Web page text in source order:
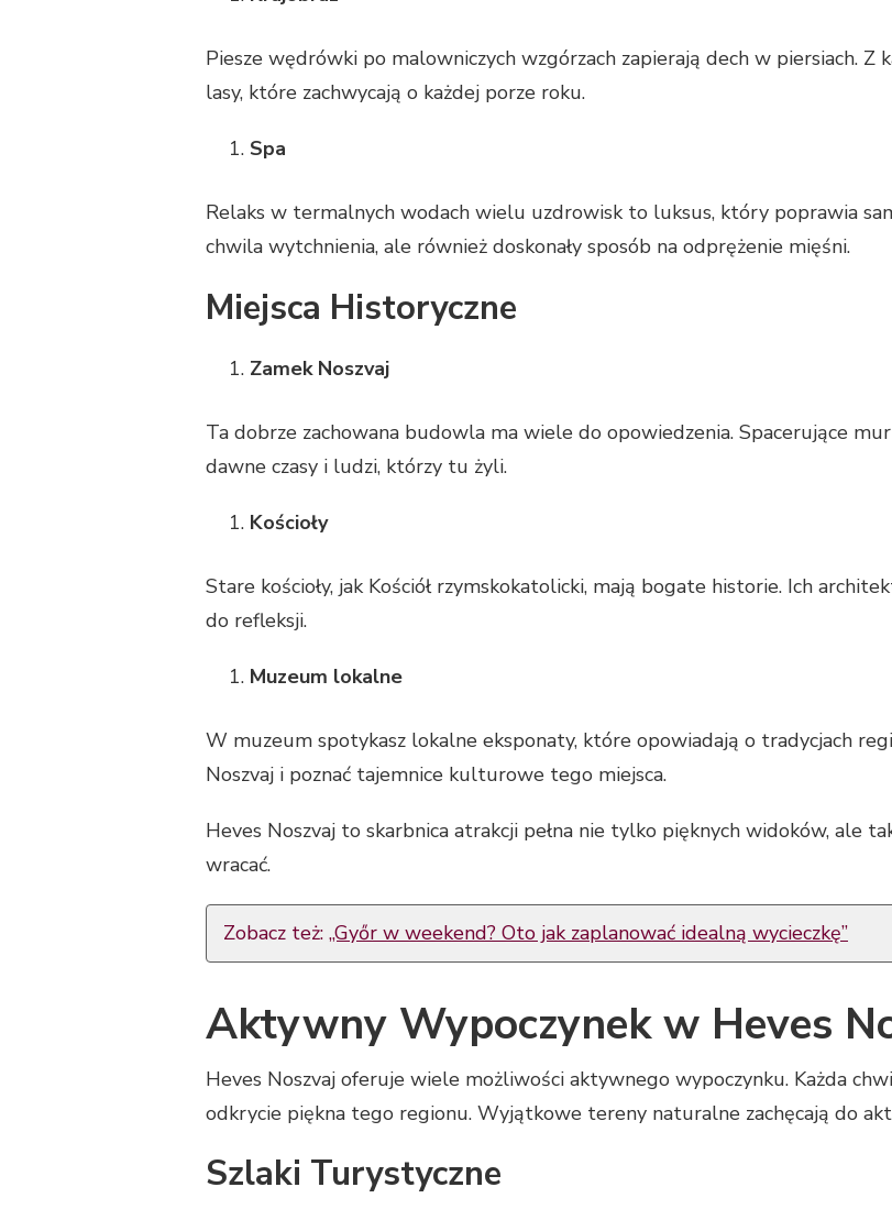
Piesze wędrówki po malowniczych wzgórzach zapierają dech w piersiach.
lasy, które zachwycają o każdej porze roku.
Spa
Relaks w termalnych wodach wielu uzdrowisk to luksus, który poprawia
chwila wytchnienia, ale również doskonały sposób na odprężenie mięśni.
Miejsca Historyczne
Zamek Noszvaj
Ta dobrze zachowana budowla ma wiele do opowiedzenia. Spacerujące
dawne czasy i ludzi, którzy tu żyli.
Kościoły
Stare kościoły, jak Kościół rzymskokatolicki, mają bogate historie. Ich
do refleksji.
Muzeum lokalne
W muzeum spotykasz lokalne eksponaty, które opowiadają o tradycjach
Noszvaj i poznać tajemnice kulturowe tego miejsca.
Heves Noszvaj to skarbnica atrakcji pełna nie tylko pięknych widoków, ale
wracać.
Zobacz też: „Győr w weekend? Oto jak zaplanować idealną wycieczkę”
Aktywny Wypoczynek w Heves
Heves Noszvaj oferuje wiele możliwości aktywnego wypoczynku. Każda
odkrycie piękna tego regionu. Wyjątkowe tereny naturalne zachęcają do
Szlaki Turystyczne